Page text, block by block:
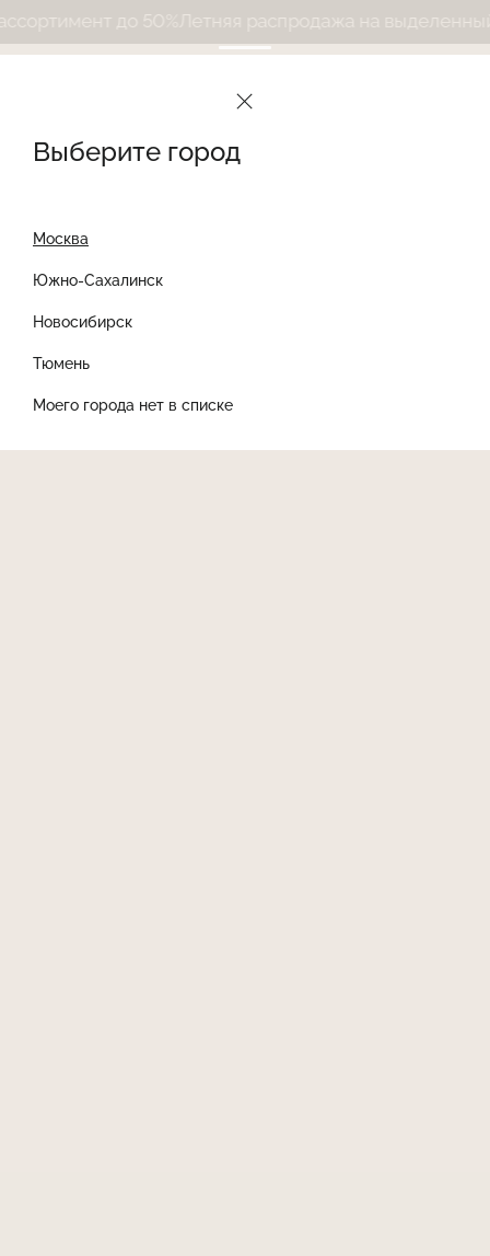
Выберите город
Москва
Южно-Сахалинск
Новосибирск
Тюмень
Моего города нет в списке
до 50%Летняя распродажа на выделенный